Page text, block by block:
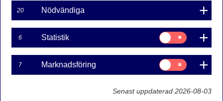
stämman var 2 321 708 016
representerade, vilket motsvarar cirka 57,3 procent
Bolagsstämman beslutade i enlighet med samtliga
förslag som styrelsen och aktieägarnas
nomineringsråd lagt fram, med minst 90 procent av
de avgivna rösterna. Vid stämman fastställdes
bokslutet för räkenskapsperioden som slutade
för styrelsen att fatta beslut om utdelning av högst
20 Nödvändiga
6 Statistik
Samtycke
för:
Statistik
7 Marknadsföring
Samtycke
för:
Marknadsföring
Senast uppdaterad 2026-08-03